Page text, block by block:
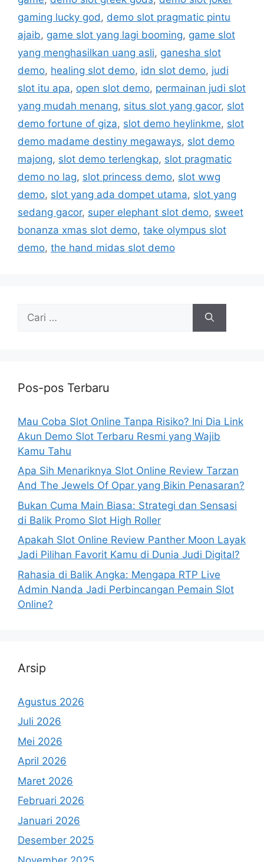
gaming lucky god , demo slot pragmatic pintu
ajaib, game slot yang lagi booming, game slot
yang menghasilkan uang asli, ganesha slot
demo, healing slot demo, idn slot demo, judi
slot itu apa, open slot demo, permainan judi slot
yang mudah menang, situs slot yang gacor, slot
demo fortune of giza, slot demo heylinkme, slot
demo madame destiny megaways, slot demo
majong, slot demo terlengkap, slot pragmatic
demo no lag, slot princess demo, slot wwg
demo, slot yang ada dompet utama, slot yang
sedang gacor, super elephant slot demo, sweet
bonanza xmas slot demo, take olympus slot
demo, the hand midas slot demo
untuk:
Pos-pos Terbaru
Mau Coba Slot Online Tanpa Risiko? Ini Dia Link
Akun Demo Slot Terbaru Resmi yang Wajib
Kamu Tahu
Apa Sih Menariknya Slot Online Review Tarzan
And The Jewels Of Opar yang Bikin Penasaran?
Bukan Cuma Main Biasa: Strategi dan Sensasi
di Balik Promo Slot High Roller
Apakah Slot Online Review Panther Moon Layak
Jadi Pilihan Favorit Kamu di Dunia Judi Digital?
Rahasia di Balik Angka: Mengapa RTP Live
Admin Nanda Jadi Perbincangan Pemain Slot
Online?
Arsip
Agustus 2026
Juli 2026
Mei 2026
April 2026
Maret 2026
Februari 2026
Januari 2026
Desember 2025